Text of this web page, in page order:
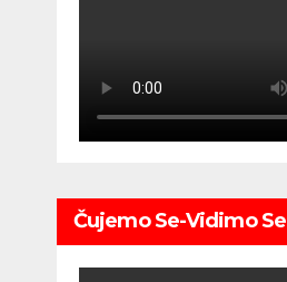
Čujemo Se-Vidimo Se